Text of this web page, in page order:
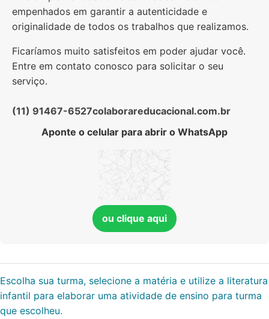
empenhados em garantir a autenticidade e
originalidade de todos os trabalhos que realizamos.
Ficaríamos muito satisfeitos em poder ajudar você.
Entre em contato conosco para solicitar o seu
serviço.
(11) 91467-6527colaborareducacional.com.br
Aponte o celular para abrir o WhatsApp
ou clique aqui
Escolha sua turma, selecione a matéria e utilize a literatura
infantil para elaborar uma atividade de ensino para turma
que escolheu.